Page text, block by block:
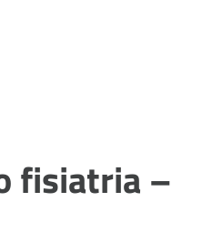
fisiatria –